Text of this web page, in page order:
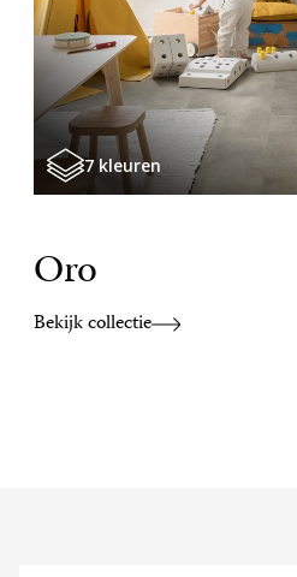
7 kleuren
Oro
Bekijk collectie